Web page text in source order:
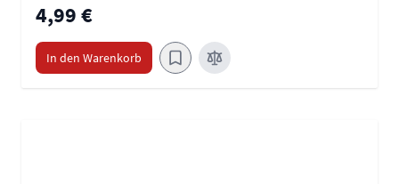
4,99 €
In den Warenkorb